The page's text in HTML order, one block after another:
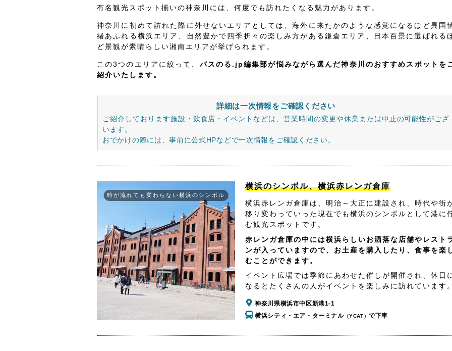
有名観光スポット揃いの神奈川には、何度でも訪れたくなる魅力があります。
神奈川に初めて訪れた際に外せないエリアとしては、海外に来たかのような感覚になるほど異国
緒あふれる横浜エリア、自然豊かで四季折々の楽しみ方がある鎌倉エリア、日本百景に選ばれる
ど景観が素晴らしい湘南エリアが挙げられます。
この3つのエリアに絞って、 バスのる.jp編集部が悩みながら選んだ神奈川のおすすめスポットを
紹介いたします。
詳細は一次情報をご確認ください
ご紹介しております施設・飲食店・イベントなどは、営業時間の変更や休業または中止の可能性がござ
います。
おでかけの際には、事前に公式HPなどで一次情報をご確認ください。
時が流れても変わらない横浜のシンボル
横浜のシンボル、横浜赤レンガ倉庫
横浜赤レンガ倉庫は、明治～大正に建設され、時代や街
移り変わっていった現在でも横浜のシンボルとして港に
む観光スポットです。
赤レンガ倉庫の中には横浜らしいお洒落な店舗やレスト
ンが入っていますので、お土産を購入したり、食事を楽
むことができます。
イベント広場では季節にあわせた催しが開催され、休日
なるとたくさんの人がイベントを楽しみに訪れています
神奈川県横浜市中区新港1-1
横浜シティ・エア・ターミナル（YCAT）で下車